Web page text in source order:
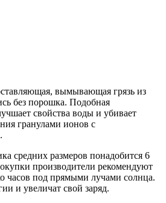
вымывающая грязь из
без порошка. Подобная
свойства воды и убивает
гранулами ионов с
средних размеров понадобится 6
производители рекомендуют
часов под прямыми лучами солнца.
и увеличат свой заряд.